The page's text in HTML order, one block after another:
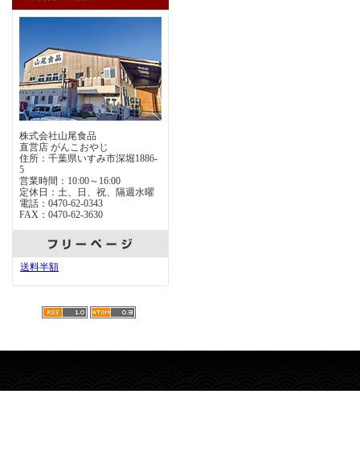
株式会社山尾食品
直営店 がんこおやじ
住所：千葉県いすみ市深堀1886-
5
営業時間：10:00～16:00
定休日：土、日、祝、隔週水曜
電話：0470-62-0343
FAX：0470-62-3630
送料半額